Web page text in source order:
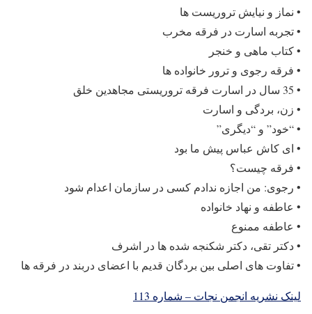
• نماز و نیایش تروریست ها
• تجربه اسارت در فرقه مخرب
• کتاب ماهی و خنجر
• فرقه رجوی و ترور خانواده ها
• 35 سال در اسارت فرقه تروریستی مجاهدین خلق
• زن، بردگی و اسارت
• “خود” و “دیگری”
• ای کاش عباس پیش ما بود
• فرقه چیست؟
• رجوی: من اجازه ندادم کسی در سازمان اعدام شود
• عاطفه و نهاد خانواده
• عاطفه ممنوع
• دکتر تقی، دکتر شکنجه شده ها در اشرف
• تفاوت های اصلی بین بردگان قدیم با اعضای دربند در فرقه ها
لینک نشریه انجمن نجات – شماره 113